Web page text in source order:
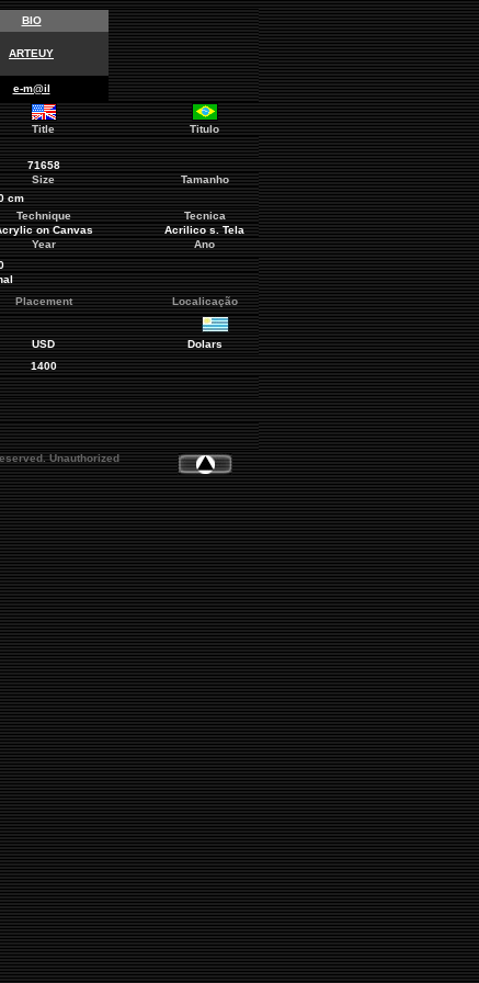
BIO
ARTEUY
e-m@il
Title
Titulo
71658
Size
Tamanho
cm
Technique
Tecnica
on Canvas
Acrilico s. Tela
Year
Ano
Placement
Localicação
USD
Dolars
1400
Unauthorized